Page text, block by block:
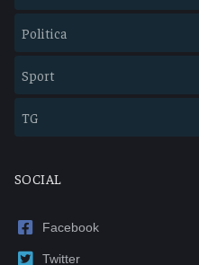
Politica
Sport
TG
SOCIAL
Facebook
Twitter